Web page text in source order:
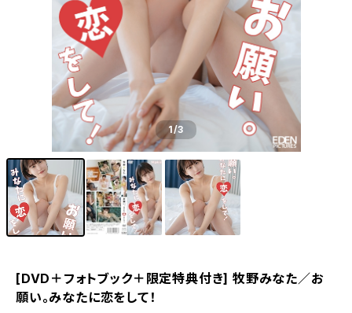
1/3
[DVD＋フォトブック＋限定特典付き] 牧野みなた／お
願い。みなたに恋をして！